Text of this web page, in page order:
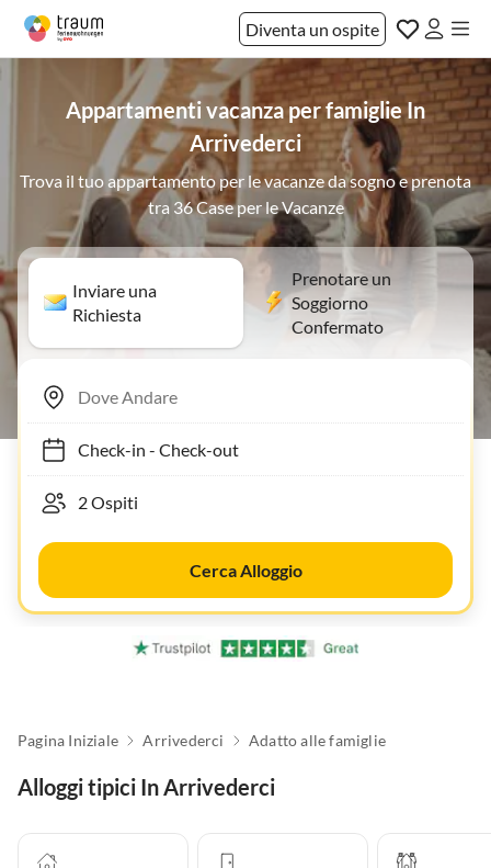
Diventa un ospite
Appartamenti vacanza per famiglie In
Arrivederci
Trova il tuo appartamento per le vacanze da sogno e prenota
tra 36 Case per le Vacanze
Inviare una
Richiesta
Prenotare un
Soggiorno
Confermato
Check-in- Check-out
Cerca Alloggio
Pagina Iniziale Arrivederci Adatto alle famiglie
Alloggi tipici In Arrivederci